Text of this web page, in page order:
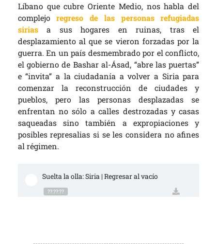
Líbano que cubre Oriente Medio, nos habla del
complejoregreso de las personas refugiadas
siriasa sus hogares en ruinas, tras el
desplazamiento al que se vieron forzadas por la
guerra. En un país desmembrado por el conflicto,
el gobierno de Bashar al-Ásad, “abre las puertas”
e “invita” a la ciudadanía a volver a Siria para
comenzar la reconstrucción de ciudades y
pueblos, pero las personas desplazadas se
enfrentan no sólo a calles destrozadas y casas
saqueadas sino también a expropiaciones y
posibles represalias si se les considera no afines
al régimen.
Suelta la olla: Siria | Regresar al vacío
??:??:??